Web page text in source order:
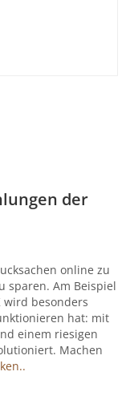
der
online zu
sparen. Am Beispiel
wird besonders
hat: mit
einem riesigen
Machen